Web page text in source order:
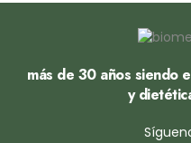
más de 30 años siendo
y